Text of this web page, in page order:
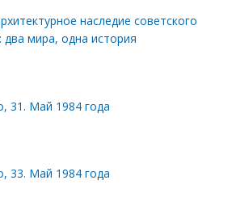
наследие советского
два мира, одна история
31. Май 1984 года
33. Май 1984 года